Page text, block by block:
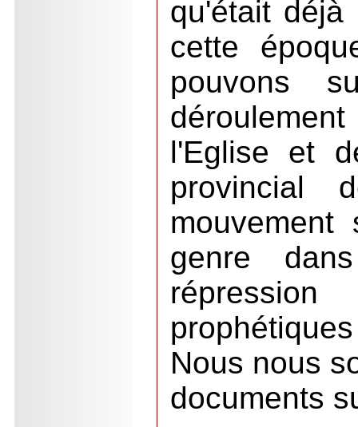
qu'était déjà
cette
pouvons
l'Eglise et
provincial
genre
répression
Nous nous
documents